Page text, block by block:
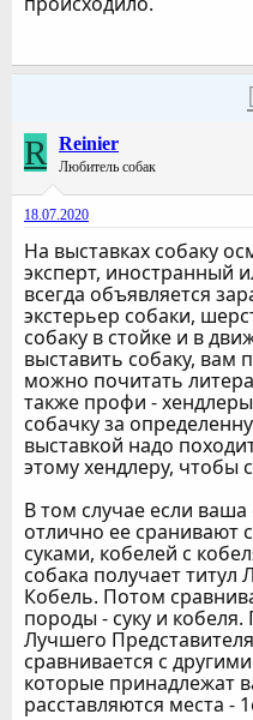
R Reinier
Любитель собак
18.07.2020
На выставках собаку
эксперт, иностранный
всегда объявляется
экстерьер собаки,
собаку в стойке и в
выставить собаку, вам
можно почитать
также профи -
собачку за
выставкой надо
этому хендлеру, чтобы
В том случае если
отлично ее сранивают
суками, кобелей с
собака получает
Кобель. Потом
породы - суку и
Лучшего
сравнивается с
которые принадлежат
расставляются места -